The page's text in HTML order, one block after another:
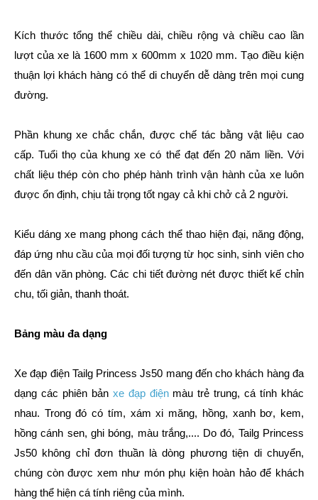
Kích thước tổng thể chiều dài, chiều rộng và chiều cao lần
lượt của xe là 1600 mm x 600mm x 1020 mm. Tạo điều kiện
thuận lợi khách hàng có thể di chuyển dễ dàng trên mọi cung
đường.
Phần khung xe chắc chắn, được chế tác bằng vật liệu cao
cấp. Tuổi thọ của khung xe có thể đạt đến 20 năm liền. Với
chất liệu thép còn cho phép hành trình vận hành của xe luôn
được ổn định, chịu tải trọng tốt ngay cả khi chở cả 2 người.
Kiểu dáng xe mang phong cách thể thao hiện đại, năng động,
đáp ứng nhu cầu của mọi đối tượng từ học sinh, sinh viên cho
đến dân văn phòng. Các chi tiết đường nét được thiết kế chỉn
chu, tối giản, thanh thoát.
Bảng màu đa dạng
Xe đạp điện Tailg Princess Js50 mang đến cho khách hàng đa
dạng các phiên bản xe đạp điệnmàu trẻ trung, cá tính khác
nhau. Trong đó có tím, xám xi măng, hồng, xanh bơ, kem,
hồng cánh sen, ghi bóng, màu trắng,.... Do đó, Tailg Princess
Js50 không chỉ đơn thuần là dòng phương tiện di chuyển,
chúng còn được xem như món phụ kiện hoàn hảo để khách
hàng thể hiện cá tính riêng của mình.